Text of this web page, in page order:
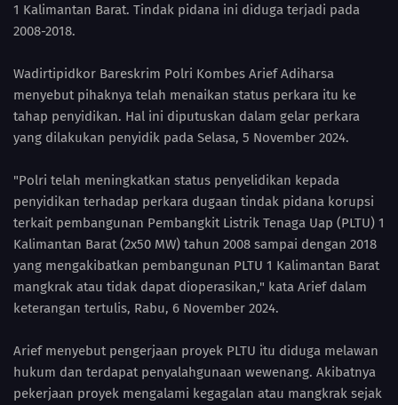
1 Kalimantan Barat. Tindak pidana ini diduga terjadi pada
2008-2018.
Wadirtipidkor Bareskrim Polri Kombes Arief Adiharsa
menyebut pihaknya telah menaikan status perkara itu ke
tahap penyidikan. Hal ini diputuskan dalam gelar perkara
yang dilakukan penyidik pada Selasa, 5 November 2024.
"Polri telah meningkatkan status penyelidikan kepada
penyidikan terhadap perkara dugaan tindak pidana korupsi
terkait pembangunan Pembangkit Listrik Tenaga Uap (PLTU) 1
Kalimantan Barat (2x50 MW) tahun 2008 sampai dengan 2018
yang mengakibatkan pembangunan PLTU 1 Kalimantan Barat
mangkrak atau tidak dapat dioperasikan," kata Arief dalam
keterangan tertulis, Rabu, 6 November 2024.
Arief menyebut pengerjaan proyek PLTU itu diduga melawan
hukum dan terdapat penyalahgunaan wewenang. Akibatnya
pekerjaan proyek mengalami kegagalan atau mangkrak sejak